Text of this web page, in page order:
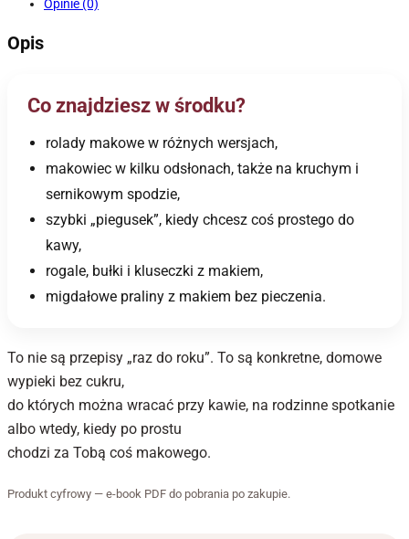
Opinie (0)
Opis
Co znajdziesz w środku?
rolady makowe w różnych wersjach,
makowiec w kilku odsłonach, także na kruchym i
sernikowym spodzie,
szybki „piegusek”, kiedy chcesz coś prostego do
kawy,
rogale, bułki i kluseczki z makiem,
migdałowe praliny z makiem bez pieczenia.
To nie są przepisy „raz do roku”. To są konkretne, domowe
wypieki bez cukru,
do których można wracać przy kawie, na rodzinne spotkanie
albo wtedy, kiedy po prostu
chodzi za Tobą coś makowego.
Produkt cyfrowy — e-book PDF do pobrania po zakupie.